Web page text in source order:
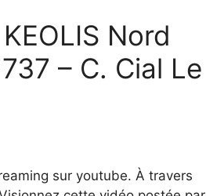
Nord
– C. Cial Le
sur youtube. À travers